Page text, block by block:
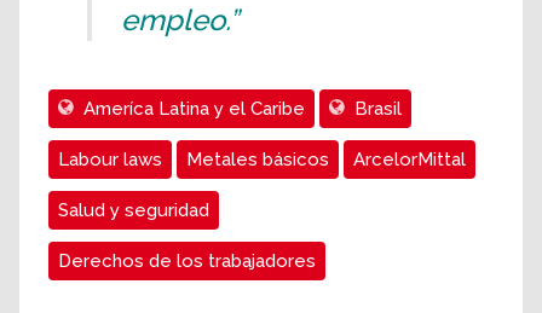
empleo.”
Ameríca Latina y el Caribe Brasil
Labour laws Metales básicos ArcelorMittal
Salud y seguridad
Derechos de los trabajadores